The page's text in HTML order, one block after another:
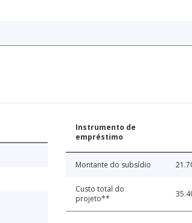
Instrumento de
empréstimo
Montante do subsídio
Custo total do
projeto**